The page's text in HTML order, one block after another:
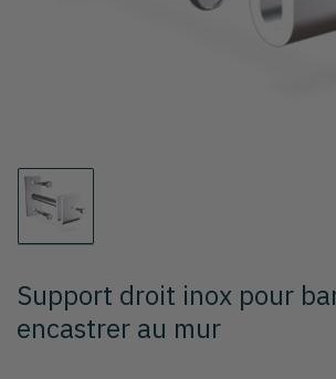
en
Chargement
1
la
Support droit inox pour
encastrer au mur